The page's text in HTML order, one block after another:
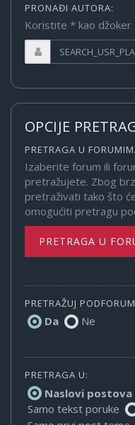
PRONAĐI AUTORA:
Koristite * kao džoker
OPCIJE
PRETRAGA U
Izaberite forum ili
pretražujete. Zbog
pretraživati tako što
omogućiti pretragu
PRETRAGA U
PRETRAŽUJ
Da Ne
PRETRAGA U:
Naslovi
Samo tekst poruke